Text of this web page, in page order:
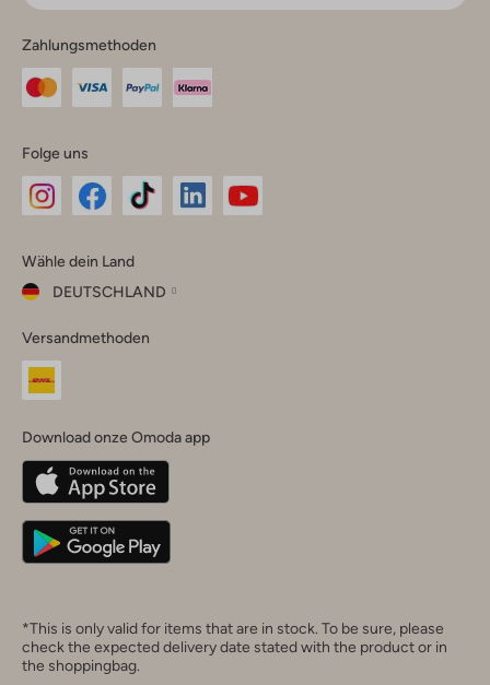
Zahlungsmethoden
Folge uns
Instagram
Facebook
TikTok
Wähle dein Land
DEUTSCHLAND
dein
Land
Belgique(Français)
Deutschland
Versandmethoden
Download onze Omoda app
*This is only valid for items that are in stock. To be sure, please
check the expected delivery date stated with the product or in
the shoppingbag.